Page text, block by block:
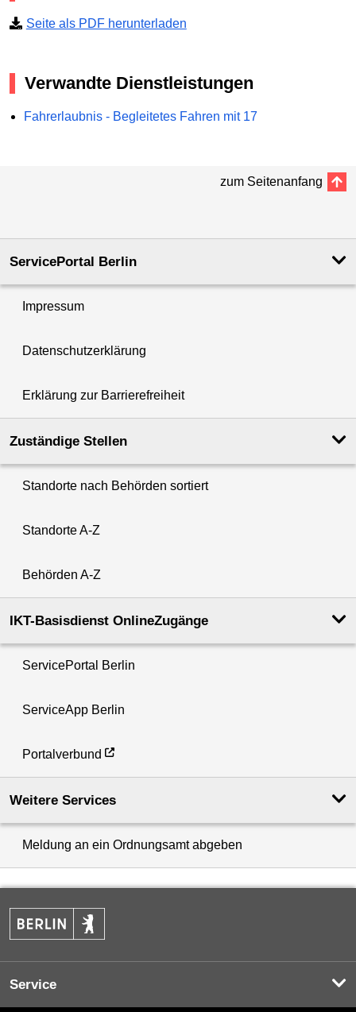
Seite als PDF herunterladen
Verwandte Dienstleistungen
Fahrerlaubnis - Begleitetes Fahren mit 17
zum Seitenanfang
ServicePortal Berlin
Impressum
Datenschutzerklärung
Erklärung zur Barrierefreiheit
Zuständige Stellen
Standorte nach Behörden sortiert
Standorte A-Z
Behörden A-Z
IKT-Basisdienst OnlineZugänge
ServicePortal Berlin
ServiceApp Berlin
Portalverbund
Weitere Services
Meldung an ein Ordnungsamt abgeben
Service